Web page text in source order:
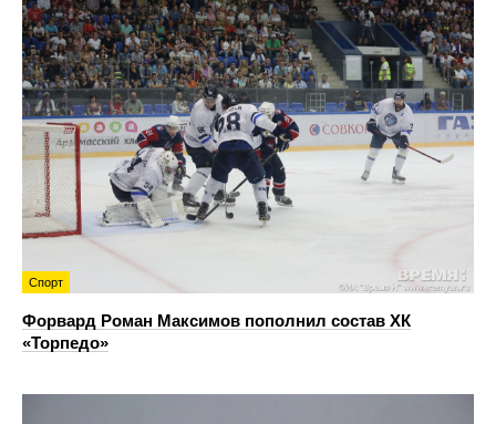
Спорт
Форвард Роман Максимов пополнил состав ХК
«Торпедо»